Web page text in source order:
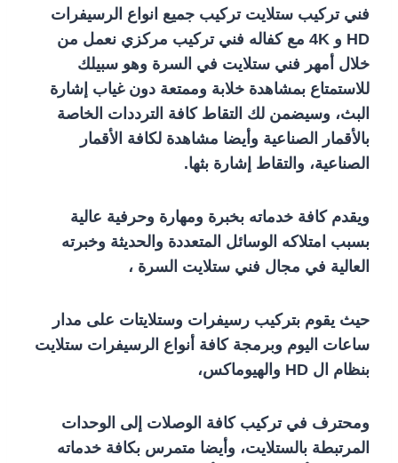
فني تركيب ستلايت تركيب جميع انواع الرسيفرات
HD و 4K مع كفاله فني تركيب مركزي نعمل من
خلال أمهر فني ستلايت في السرة وهو سبيلك
للاستمتاع بمشاهدة خلابة وممتعة دون غياب إشارة
البث، وسيضمن لك التقاط كافة الترددات الخاصة
بالأقمار الصناعية وأيضا مشاهدة لكافة الأقمار
الصناعية، والتقاط إشارة بثها.
ويقدم كافة خدماته بخبرة ومهارة وحرفية عالية
بسبب امتلاكه الوسائل المتعددة والحديثة وخبرته
العالية في مجال فني ستلايت السرة ،
حيث يقوم بتركيب رسيفرات وستلايتات على مدار
ساعات اليوم وبرمجة كافة أنواع الرسيفرات ستلايت
بنظام ال HD والهيوماكس،
ومحترف في تركيب كافة الوصلات إلى الوحدات
المرتبطة بالستلايت، وأيضا متمرس بكافة خدماته